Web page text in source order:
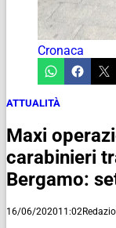
Cronaca
ATTUALITÀ
Maxi
carabinieri
Bergamo:
16/06/202011:02